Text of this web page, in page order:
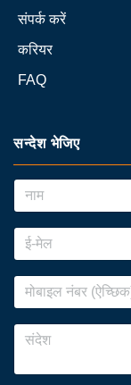
संपर्क करें
करियर
FAQ
सन्देश भेजिए